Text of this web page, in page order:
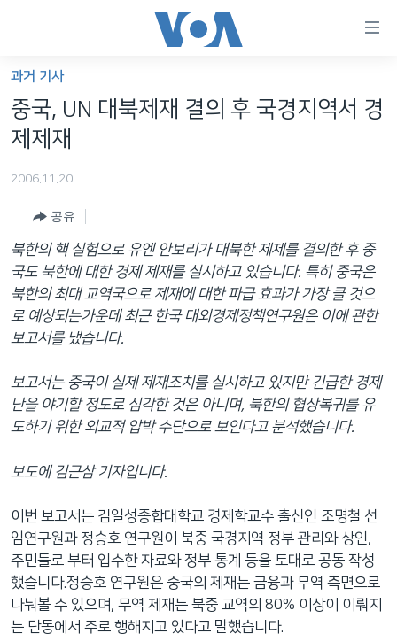
가
능
링
이
동
인
비
이
이
검
색
세계
프로그램
주파수 안내
언어 선택
과거 기사
중국, UN 대북제재 결의 후 국경지역서 경
제제재
2006.11.20
공유
북한의 핵 실험으로 유엔 안보리가 대북한 제제를 결의한 후 중
국도 북한에 대한 경제 제재를 실시하고 있습니다. 특히 중국은
북한의 최대 교역국으로 제재에 대한 파급 효과가 가장 클 것으
로 예상되는가운데 최근 한국 대외경제정책연구원은 이에 관한
보고서를 냈습니다.
보고서는 중국이 실제 제재조치를 실시하고 있지만 긴급한 경제
난을 야기할 정도로 심각한 것은 아니며, 북한의 협상복귀를 유
도하기 위한 외교적 압박 수단으로 보인다고 분석했습니다.
보도에 김근삼 기자입니다.
이번 보고서는 김일성종합대학교 경제학교수 출신인 조명철 선
임연구원과 정승호 연구원이 북중 국경지역 정부 관리와 상인,
주민들로 부터 입수한 자료와 정부 통계 등을 토대로 공동 작성
했습니다.정승호 연구원은 중국의 제재는 금융과 무역 측면으로
나눠볼 수 있으며, 무역 제재는 북중 교역의 80% 이상이 이뤄지
는 단동에서 주로 행해지고 있다고 말했습니다.